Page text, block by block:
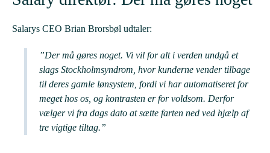
Salarys CEO Brian Brorsbøl udtaler:
”Der må gøres noget. Vi vil for alt i verden undgå et
slags Stockholmsyndrom, hvor kunderne vender tilbage
til deres gamle lønsystem, fordi vi har automatiseret for
meget hos os, og kontrasten er for voldsom. Derfor
vælger vi fra dags dato at sætte farten ned ved hjælp af
tre vigtige tiltag.”